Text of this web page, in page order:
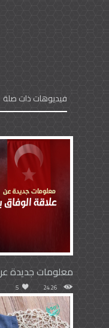
فيديوهات ذات صلة
معلومات جديدة
2426
5